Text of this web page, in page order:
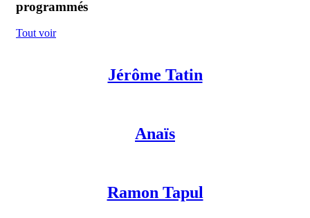
programmés
Tout voir
Jérôme Tatin
Anaïs
Ramon Tapul